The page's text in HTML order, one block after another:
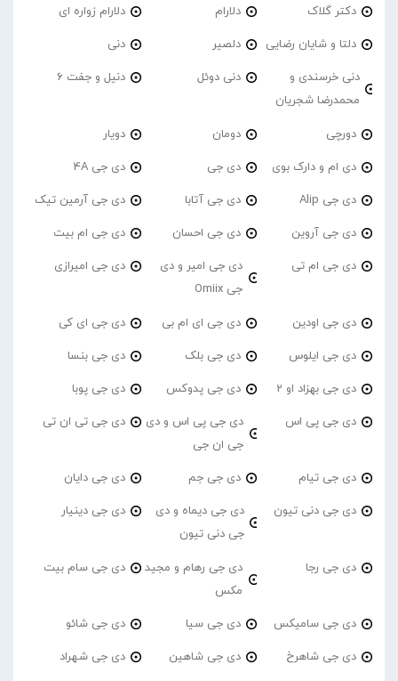
دکتر گلاک دلارام دلارام زواره ای
دلتا و شایان رضایی دلصیر دنی
دنی خرسندی و
محمدرضا شجریان
دنی دوئل دنیل و جفت 6
دورچی دومان دویار
دی ام و دارک بوی دی جی دی جی 4A
دی جی Alip دی جی آتابا دی جی آرمین تیک
دی جی آروین دی جی احسان دی جی ام بیت
دی جی ام تی
دی جی امیر و دی
جی Omiix
دی جی امیرازی
دی جی اودین دی جی ای ام بی دی جی ای کی
دی جی ایلوس دی جی بلک دی جی بنسا
دی جی بهزاد او 2 دی جی پدوکس دی جی پوبا
دی جی پی اس
دی جی پی اس و دی
جی ان جی
دی جی تی ان تی
دی جی تیام دی جی جم دی جی دایان
دی جی دنی تیون
دی جی دیماه و دی
جی دنی تیون
دی جی دینیار
دی جی رجا
دی جی رهام و مجید
مکس
دی جی سام بیت
دی جی سامیکس دی جی سیا دی جی شائو
دی جی شاهرخ دی جی شاهین دی جی شهراد